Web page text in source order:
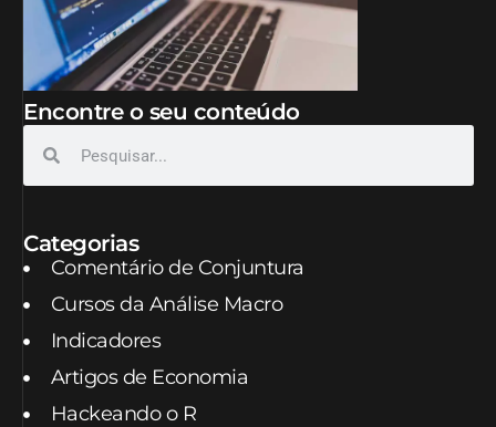
Encontre o seu conteúdo
Categorias
Comentário de Conjuntura
Cursos da Análise Macro
Indicadores
Artigos de Economia
Hackeando o R